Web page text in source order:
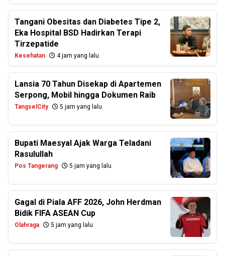
Tangani Obesitas dan Diabetes Tipe 2,
Eka Hospital BSD Hadirkan Terapi
Tirzepatide
Kesehatan 4 jam yang lalu
Lansia 70 Tahun Disekap di Apartemen
Serpong, Mobil hingga Dokumen Raib
TangselCity 5 jam yang lalu
Bupati Maesyal Ajak Warga Teladani
Rasulullah
Pos Tangerang 5 jam yang lalu
Gagal di Piala AFF 2026, John Herdman
Bidik FIFA ASEAN Cup
Olahraga 5 jam yang lalu